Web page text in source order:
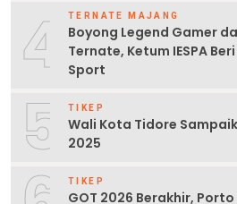
4 TERNATE MAJANG
Boyong Legend Gamer
Ternate, Ketum IESPA
Sport
5 TIKEP
Wali Kota Tidore
2025
TIKEP
GOT 2026 Berakhir,